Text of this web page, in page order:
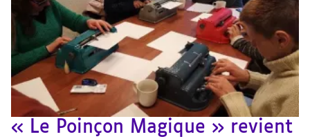
« Le Poinçon Magique » revient